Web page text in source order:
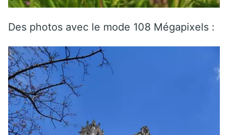
Des photos avec le mode 108 Mégapixels :